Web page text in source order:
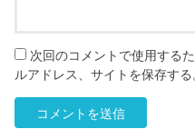
次回のコメントで使用する
ルアドレス、サイトを保存する